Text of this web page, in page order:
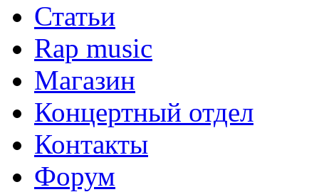
Статьи
Rap music
Магазин
Концертный отдел
Контакты
Форум